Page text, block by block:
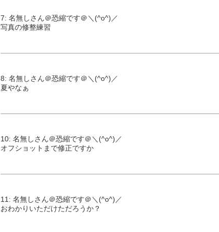
7: 名無しさん＠恐縮です＠＼(^o^)／
写真の修整練習
8: 名無しさん＠恐縮です＠＼(^o^)／
夏やなぁ
10: 名無しさん＠恐縮です＠＼(^o^)／
オフショットまで修正ですか
11: 名無しさん＠恐縮です＠＼(^o^)／
おわかりいただけただろうか？